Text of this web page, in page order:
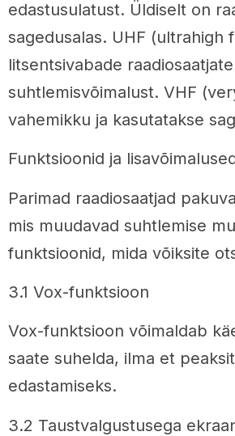
edastusulatust. Üldiselt on
sagedusalas. UHF
litsentsivabade
suhtlemisvõimalust. VHF
vahemikku ja kasutatakse
Funktsioonid ja
Parimad raadiosaatjad
mis muudavad suhtlemise
funktsioonid, mida võiksite
3.1 Vox-funktsioon
Vox-funktsioon võimaldab
saate suhelda, ilma et
edastamiseks.
3.2 Taustvalgustusega